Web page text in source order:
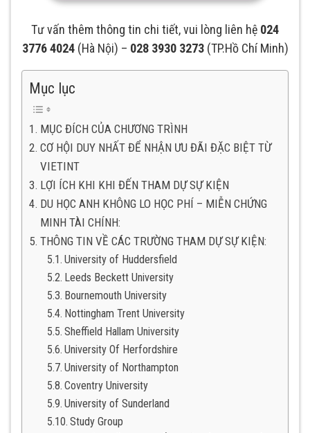
Tư vấn thêm thông tin chi tiết, vui lòng liên hệ 024
3776 4024(Hà Nội) – 028 3930 3273(TP.Hồ Chí Minh)
Mục lục
MỤC ĐÍCH CỦA CHƯƠNG TRÌNH
CƠ HỘI DUY NHẤT ĐỂ NHẬN ƯU ĐÃI ĐẶC BIỆT TỪ
VIETINT
LỢI ÍCH KHI KHI ĐẾN THAM DỰ SỰ KIỆN
DU HỌC ANH KHÔNG LO HỌC PHÍ – MIỄN CHỨNG
MINH TÀI CHÍNH:
THÔNG TIN VỀ CÁC TRƯỜNG THAM DỰ SỰ KIỆN:
University of Huddersfield
Leeds Beckett University
Bournemouth University
Nottingham Trent University
Sheffield Hallam University
University Of Herfordshire
University of Northampton
Coventry University
University of Sunderland
Study Group